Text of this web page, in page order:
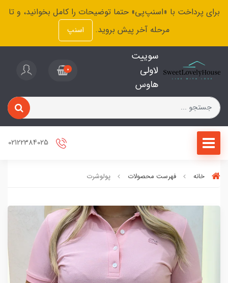
برای پرداخت با «اسنپ‌پی» حتما توضیحات را کامل بخوانید، و تا
مرحله آخر پیش بروید.
اسنپ
سوییت
لاولی
هاوس
0
خانه فهرست محصولات پولوشرت